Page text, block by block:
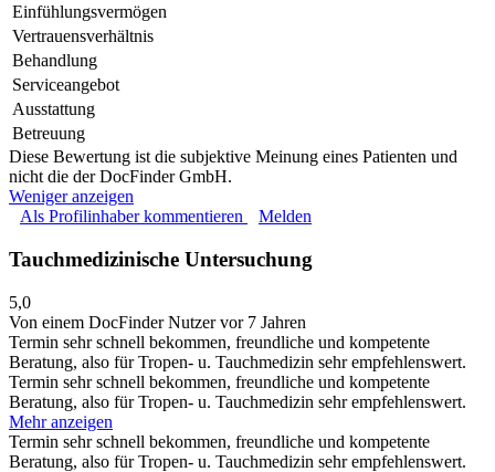
Einfühlungsvermögen
Vertrauensverhältnis
Behandlung
Serviceangebot
Ausstattung
Betreuung
Diese Bewertung ist die subjektive Meinung eines Patienten und
nicht die der DocFinder GmbH.
Weniger anzeigen
Als Profilinhaber kommentieren
Melden
Tauchmedizinische Untersuchung
5,0
Von einem DocFinder Nutzervor 7 Jahren
Termin sehr schnell bekommen, freundliche und kompetente
Beratung, also für Tropen- u. Tauchmedizin sehr empfehlenswert.
Termin sehr schnell bekommen, freundliche und kompetente
Beratung, also für Tropen- u. Tauchmedizin sehr empfehlenswert.
Mehr anzeigen
Termin sehr schnell bekommen, freundliche und kompetente
Beratung, also für Tropen- u. Tauchmedizin sehr empfehlenswert.